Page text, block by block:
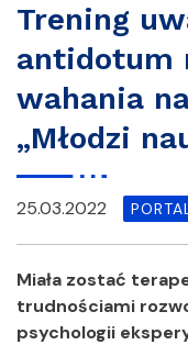
Trening
antidotum
wahania
„Młodzi
25.03.2022
Miała zostać
trudnościami
psychologii